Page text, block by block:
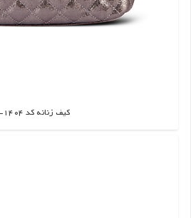
کیف زنانه کد 1404-1
اطلاعات بیشتر